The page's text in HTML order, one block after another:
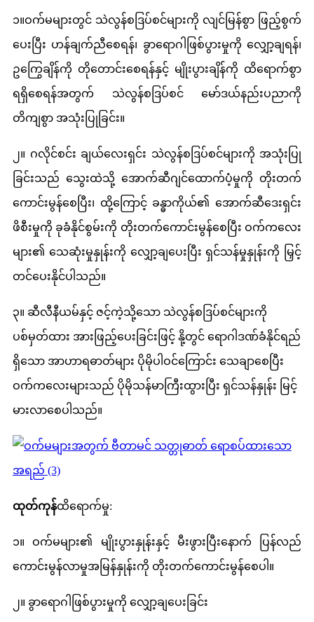
၁။ဝက်မများတွင် သဲလွန်စဒြပ်စင်များကို လျင်မြန်စွာ ဖြည့်စွက်
ပေးပြီး ဟန်ချက်ညီစေရန်၊ ခွာရောဂါဖြစ်ပွားမှုကို လျှော့ချရန်၊
ဥကြွေချိန်ကို တိုတောင်းစေရန်နှင့် မျိုးပွားချိန်ကို ထိရောက်စွာ
ရရှိစေရန်အတွက် သဲလွန်စဒြပ်စင် မော်ဒယ်နည်းပညာကို
တိကျစွာ အသုံးပြုခြင်း။
၂။ ဂလိုင်စင်း ချယ်လေးရှင်း သဲလွန်စဒြပ်စင်များကို အသုံးပြု
ခြင်းသည် သွေးထဲသို့ အောက်ဆီဂျင်ထောက်ပံ့မှုကို တိုးတက်
ကောင်းမွန်စေပြီး၊ ထို့ကြောင့် ခန္ဓာကိုယ်၏ အောက်ဆီဒေးရှင်း
ဖိစီးမှုကို ခုခံနိုင်စွမ်းကို တိုးတက်ကောင်းမွန်စေပြီး ဝက်ကလေး
များ၏ သေဆုံးမှုနှုန်းကို လျှော့ချပေးပြီး ရှင်သန်မှုနှုန်းကို မြှင့်
တင်ပေးနိုင်ပါသည်။
၃။ ဆီလီနီယမ်နှင့် ဇင့်ကဲ့သို့သော သဲလွန်စဒြပ်စင်များကို
ပစ်မှတ်ထား အားဖြည့်ပေးခြင်းဖြင့် နို့တွင် ရောဂါဒဏ်ခံနိုင်ရည်
ရှိသော အာဟာရဓာတ်များ ပိုမိုပါဝင်ကြောင်း သေချာစေပြီး
ဝက်ကလေးများသည် ပိုမိုသန်မာကြီးထွားပြီး ရှင်သန်နှုန်း မြင့်
မားလာစေပါသည်။
ထုတ်ကုန်ထိရောက်မှု:
၁။ ဝက်မများ၏ မျိုးပွားနှုန်းနှင့် မီးဖွားပြီးနောက် ပြန်လည်
ကောင်းမွန်လာမှုအမြန်နှုန်းကို တိုးတက်ကောင်းမွန်စေပါ။
၂။ ခွာရောဂါဖြစ်ပွားမှုကို လျှော့ချပေးခြင်း